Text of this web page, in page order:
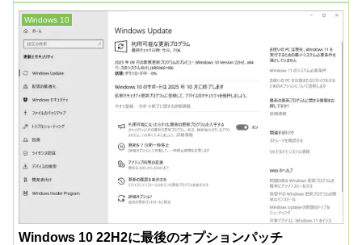
Windows 10
Windows 10 22H2に最後のオプションパッチ